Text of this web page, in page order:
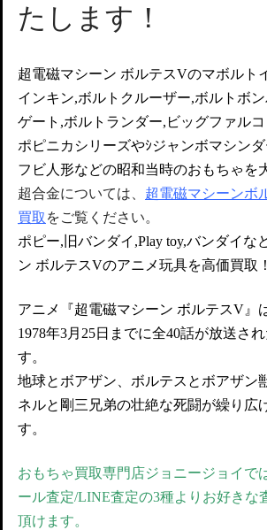
たします！
超電磁マシーン ボルテスVのマボルト
インキン,ボルトクルーザー,ボルトボ
ゲート,ボルトランダー,ビッグファルコ
ポピニカシリーズやｼジャンボマシン
フビ人形などの昭和当時のおもちゃを
超合金については、 超電磁マシーンボ
買取 をご覧ください。
ポピー,旧バンダイ,Play toy,バンダイな
ン ボルテスVのアニメ玩具を高価買取！
アニメ『超電磁マシーン ボルテスV』
1978年3月25日までに全40話が放送さ
す。
地球とボアザン、ボルテスとボアザン
ネルと剛三兄弟の壮絶な死闘が繰り広
す。
おもちゃ買取専門店ジョニージョイで
ール査定/LINE査定の3種よりお好きな
頂けます。